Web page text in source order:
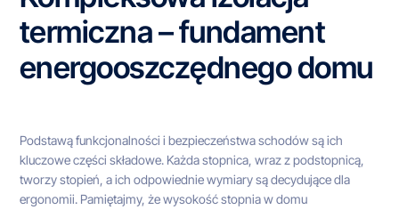
termiczna – fundament
energooszczędnego domu
Podstawą funkcjonalności i bezpieczeństwa schodów są ich
kluczowe części składowe. Każda stopnica, wraz z podstopnicą,
tworzy stopień, a ich odpowiednie wymiary są decydujące dla
ergonomii. Pamiętajmy, że wysokość stopnia w domu